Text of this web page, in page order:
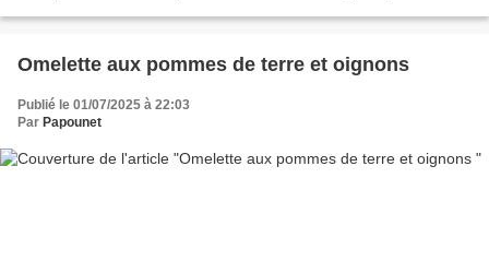
Omelette aux pommes de terre et oignons
Publié le 01/07/2025 à 22:03
Par Papounet